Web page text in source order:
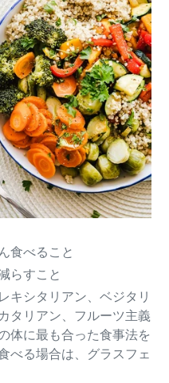
食べること
らすこと
キシタリアン、ベジタリ
タリアン、フルーツ主義
体に最も合った食事法を
べる場合は、グラスフェ